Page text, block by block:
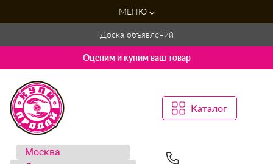
МЕНЮ
Доска объявлений
Оценим и купим ваш товар
Каталог